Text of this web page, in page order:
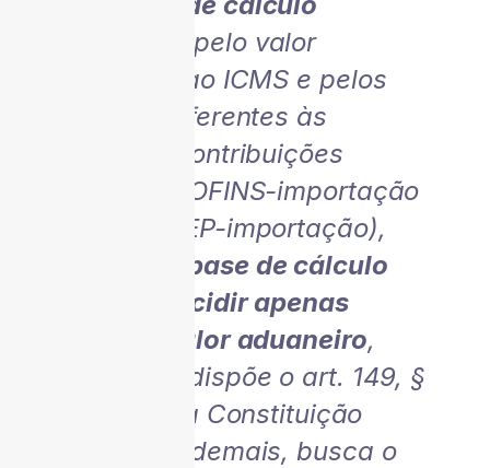
pelo valor
referente ao ICMS e pelos
valores referentes às
próprias contribuições
sociais (COFINS-importação
e PIS/PASEP-importação),
a base de cálculo
deveria incidir apenas
sobre o valor aduaneiro,
conforme dispõe o art. 149, §
2º, III, a da Constituição
Federal. Ademais, busca o